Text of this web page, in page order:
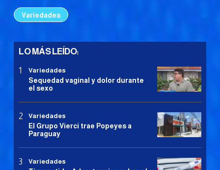
Variedades
LO MÁS LEÍDO:
Variedades
Sequedad vaginal y dolor durante
el sexo
Variedades
El Grupo Vierci trae Popeyes a
Paraguay
Variedades